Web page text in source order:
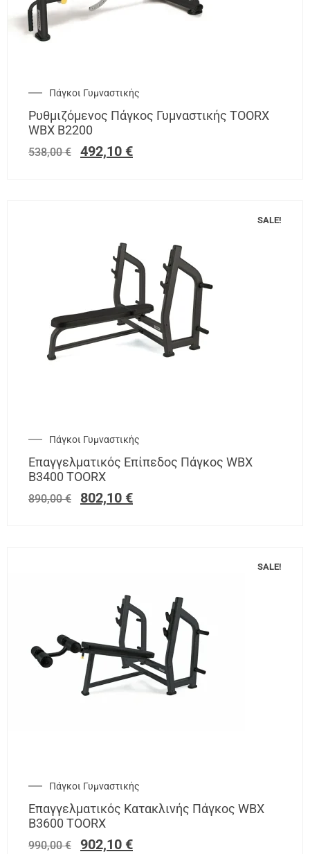
Πάγκοι Γυμναστικής
Ρυθμιζόμενος Πάγκος Γυμναστικής TOORX
WBX Β2200
538,00€ 492,10 €
SALE!
Πάγκοι Γυμναστικής
Επαγγελματικός Επίπεδος Πάγκος WBX
Β3400 TOORX
890,00€ 802,10 €
SALE!
Πάγκοι Γυμναστικής
Επαγγελματικός Κατακλινής Πάγκος WBX
Β3600 TOORX
990,00€ 902,10 €